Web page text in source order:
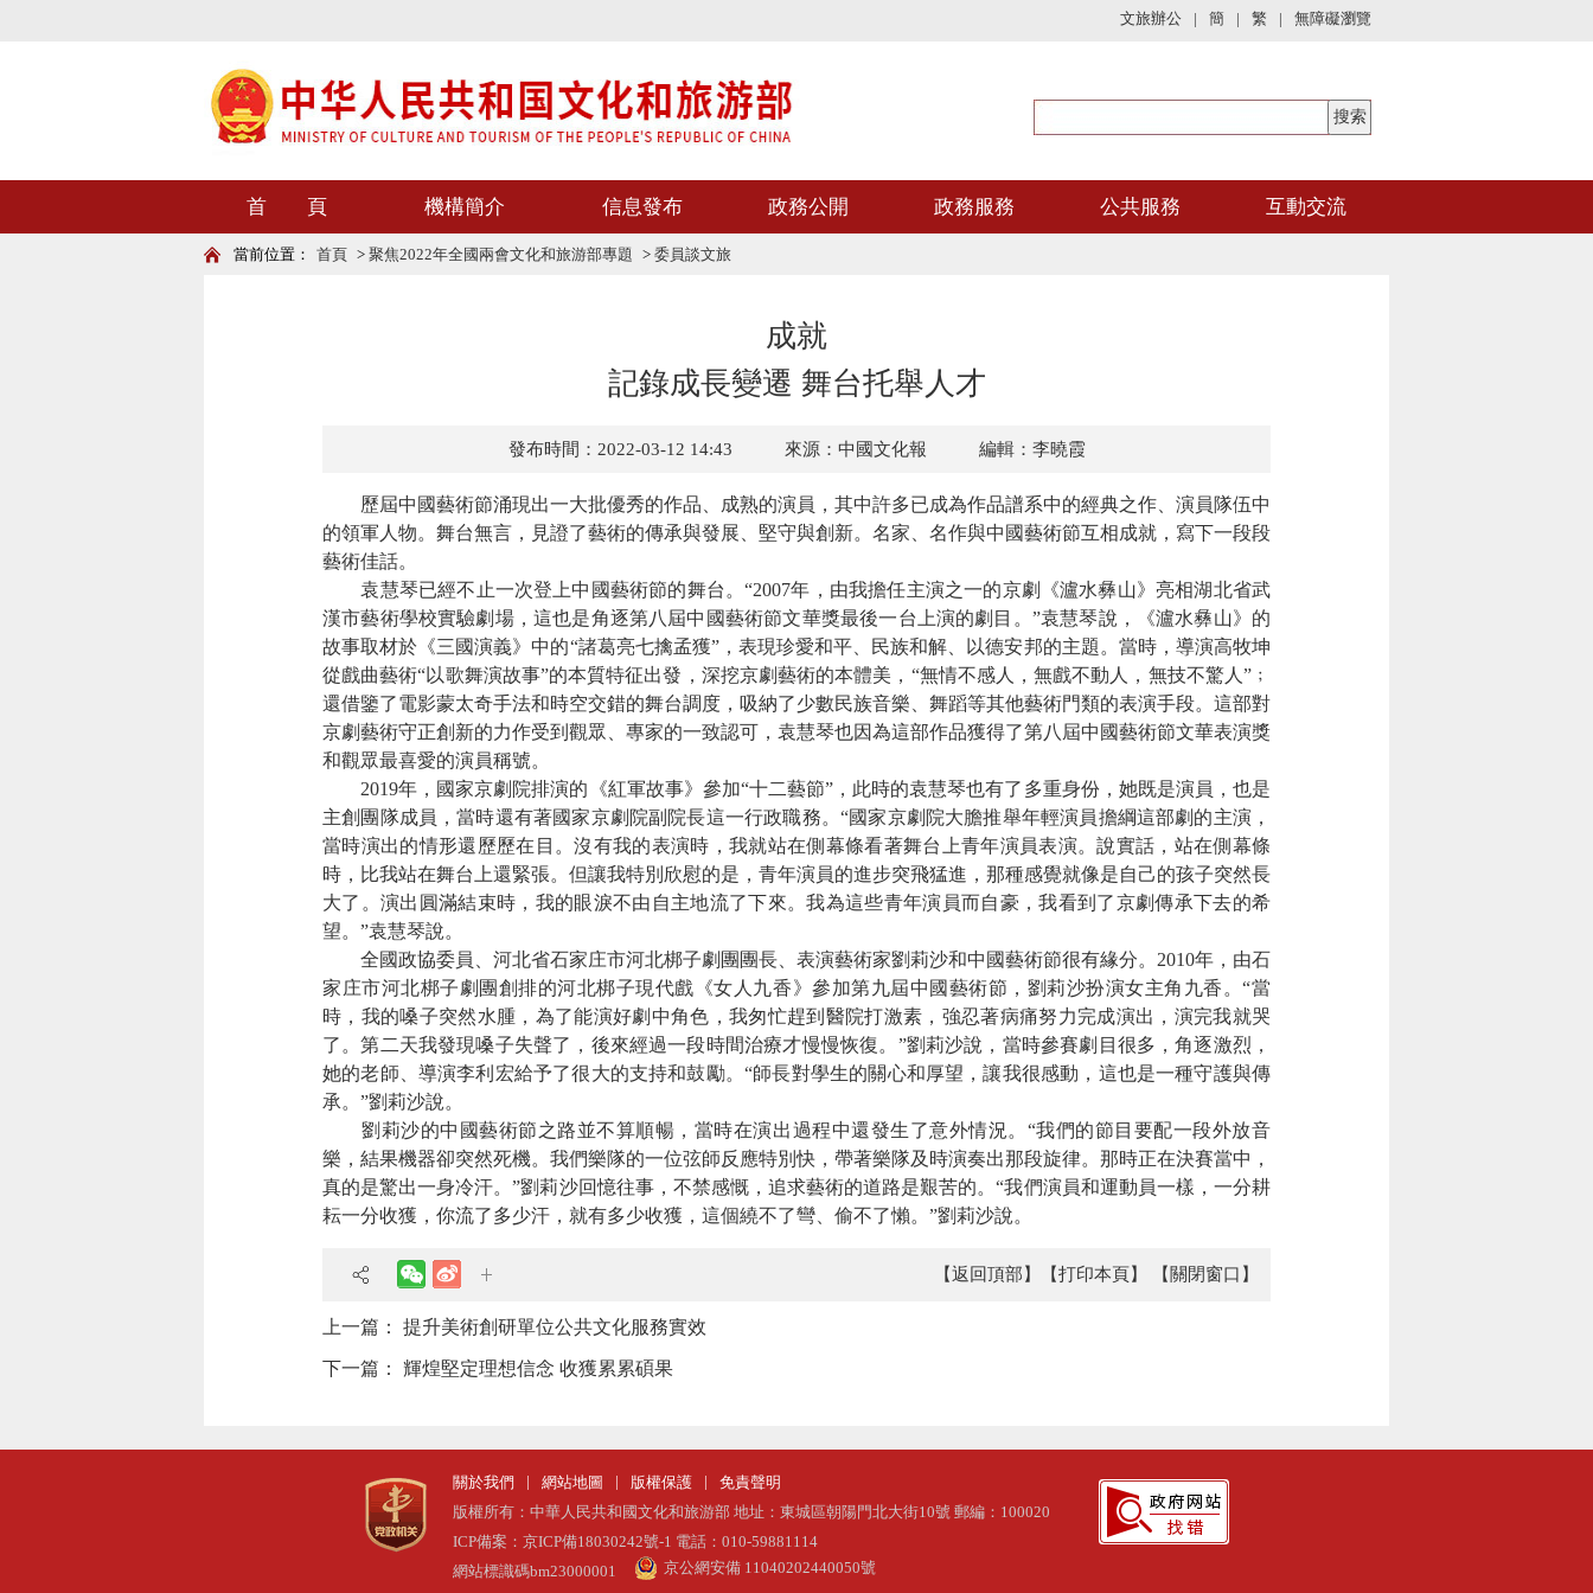
文旅辦公 | 簡 | 繁 | 無障礙瀏覽
首 頁 機構簡介 信息發布 政務公開 政務服務 公共服務 互動交流
當前位置： 首頁 > 聚焦2022年全國兩會文化和旅游部專題 > 委員談文旅
成就
記錄成長變遷 舞台托舉人才
發布時間：2022-03-12 14:43 來源：中國文化報 編輯：李曉霞
歷屆中國藝術節涌現出一大批優秀的作品、成熟的演員，其中許多已成為作品譜系中的經典之作、演員隊伍中
的領軍人物。舞台無言，見證了藝術的傳承與發展、堅守與創新。名家、名作與中國藝術節互相成就，寫下一段段
藝術佳話。
袁慧琴已經不止一次登上中國藝術節的舞台。“2007年，由我擔任主演之一的京劇《瀘水彝山》亮相湖北省武
漢市藝術學校實驗劇場，這也是角逐第八屆中國藝術節文華獎最後一台上演的劇目。”袁慧琴說，《瀘水彝山》的
故事取材於《三國演義》中的“諸葛亮七擒孟獲”，表現珍愛和平、民族和解、以德安邦的主題。當時，導演高牧坤
從戲曲藝術“以歌舞演故事”的本質特征出發，深挖京劇藝術的本體美，“無情不感人，無戲不動人，無技不驚人”﹔
還借鑒了電影蒙太奇手法和時空交錯的舞台調度，吸納了少數民族音樂、舞蹈等其他藝術門類的表演手段。這部對
京劇藝術守正創新的力作受到觀眾、專家的一致認可，袁慧琴也因為這部作品獲得了第八屆中國藝術節文華表演獎
和觀眾最喜愛的演員稱號。
2019年，國家京劇院排演的《紅軍故事》參加“十二藝節”，此時的袁慧琴也有了多重身份，她既是演員，也是
主創團隊成員，當時還有著國家京劇院副院長這一行政職務。“國家京劇院大膽推舉年輕演員擔綱這部劇的主演，
當時演出的情形還歷歷在目。沒有我的表演時，我就站在側幕條看著舞台上青年演員表演。說實話，站在側幕條
時，比我站在舞台上還緊張。但讓我特別欣慰的是，青年演員的進步突飛猛進，那種感覺就像是自己的孩子突然長
大了。演出圓滿結束時，我的眼淚不由自主地流了下來。我為這些青年演員而自豪，我看到了京劇傳承下去的希
望。”袁慧琴說。
全國政協委員、河北省石家庄市河北梆子劇團團長、表演藝術家劉莉沙和中國藝術節很有緣分。2010年，由石
家庄市河北梆子劇團創排的河北梆子現代戲《女人九香》參加第九屆中國藝術節，劉莉沙扮演女主角九香。“當
時，我的嗓子突然水腫，為了能演好劇中角色，我匆忙趕到醫院打激素，強忍著病痛努力完成演出，演完我就哭
了。第二天我發現嗓子失聲了，後來經過一段時間治療才慢慢恢復。”劉莉沙說，當時參賽劇目很多，角逐激烈，
她的老師、導演李利宏給予了很大的支持和鼓勵。“師長對學生的關心和厚望，讓我很感動，這也是一種守護與傳
承。”劉莉沙說。
劉莉沙的中國藝術節之路並不算順暢，當時在演出過程中還發生了意外情況。“我們的節目要配一段外放音
樂，結果機器卻突然死機。我們樂隊的一位弦師反應特別快，帶著樂隊及時演奏出那段旋律。那時正在決賽當中，
真的是驚出一身冷汗。”劉莉沙回憶往事，不禁感慨，追求藝術的道路是艱苦的。“我們演員和運動員一樣，一分耕
耘一分收獲，你流了多少汗，就有多少收獲，這個繞不了彎、偷不了懶。”劉莉沙說。
【返回頂部】 【打印本頁】 【關閉窗口】
上一篇： 提升美術創研單位公共文化服務實效
下一篇： 輝煌堅定理想信念 收獲累累碩果